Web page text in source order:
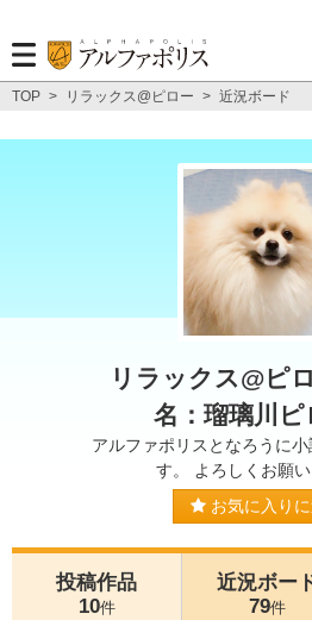
TOP > リラックス@ピロー > 近況ボード
リラックス@ピ
名：瑠璃川ピ
アルファポリスとなろうに
す。 よろしくお願い
お気に入り
投稿作品
10件
近況ボー
79件